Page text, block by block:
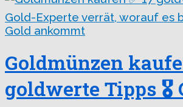
Goldmünzen
goldwerte Tipps 🎖️